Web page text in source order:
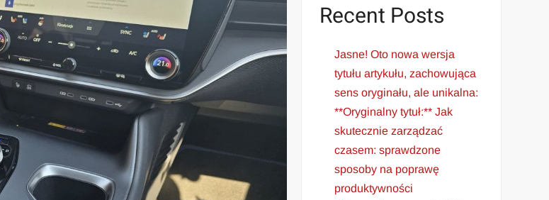
Recent Posts
Jasne! Oto nowa wersja
tytułu artykułu, zachowująca
sens oryginału, ale unikalna:
**Oryginalny tytuł:** Jak
skutecznie zarządzać
czasem: sprawdzone
sposoby na poprawę
produktywności